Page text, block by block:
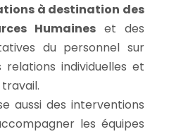
à destination des
Humaines et des
du personnel sur
relations individuelles et
aussi des interventions
les équipes